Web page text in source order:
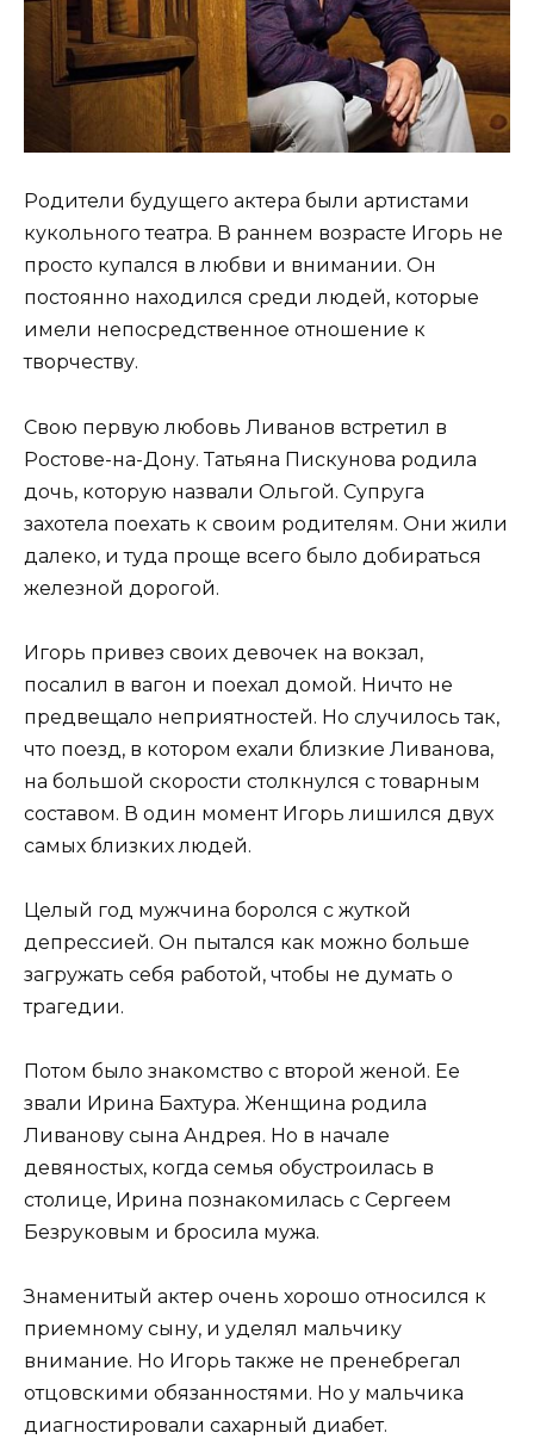
Родители будущего актера были артистами
кукольного театра. В раннем возрасте Игорь не
просто купался в любви и внимании. Он
постоянно находился среди людей, которые
имели непосредственное отношение к
творчеству.
Свою первую любовь Ливанов встретил в
Ростове-на-Дону. Татьяна Пискунова родила
дочь, которую назвали Ольгой. Супруга
захотела поехать к своим родителям. Они жили
далеко, и туда проще всего было добираться
железной дорогой.
Игорь привез своих девочек на вокзал,
посалил в вагон и поехал домой. Ничто не
предвещало неприятностей. Но случилось так,
что поезд, в котором ехали близкие Ливанова,
на большой скорости столкнулся с товарным
составом. В один момент Игорь лишился двух
самых близких людей.
Целый год мужчина боролся с жуткой
депрессией. Он пытался как можно больше
загружать себя работой, чтобы не думать о
трагедии.
Потом было знакомство с второй женой. Ее
звали Ирина Бахтура. Женщина родила
Ливанову сына Андрея. Но в начале
девяностых, когда семья обустроилась в
столице, Ирина познакомилась с Сергеем
Безруковым и бросила мужа.
Знаменитый актер очень хорошо относился к
приемному сыну, и уделял мальчику
внимание. Но Игорь также не пренебрегал
отцовскими обязанностями. Но у мальчика
диагностировали сахарный диабет.